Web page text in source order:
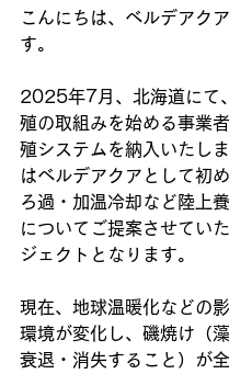
こんにちは、ベルデアク
す。
2025年7月、北海道にて
殖の取組みを始める事業
殖システムを納入いたし
はベルデアクアとして初
ろ過・加温冷却など陸上
についてご提案させてい
ジェクトとなります。
現在、地球温暖化などの
環境が変化し、磯焼け（
衰退・消失すること）が